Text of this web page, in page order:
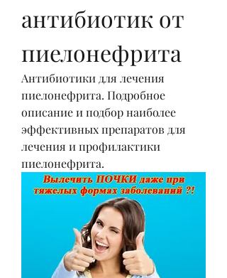
антибиотик от
пиелонефрита
Антибиотики для лечения
пиелонефрита. Подробное
описание и подбор наиболее
эффективных препаратов для
лечения и профилактики
пиелонефрита.